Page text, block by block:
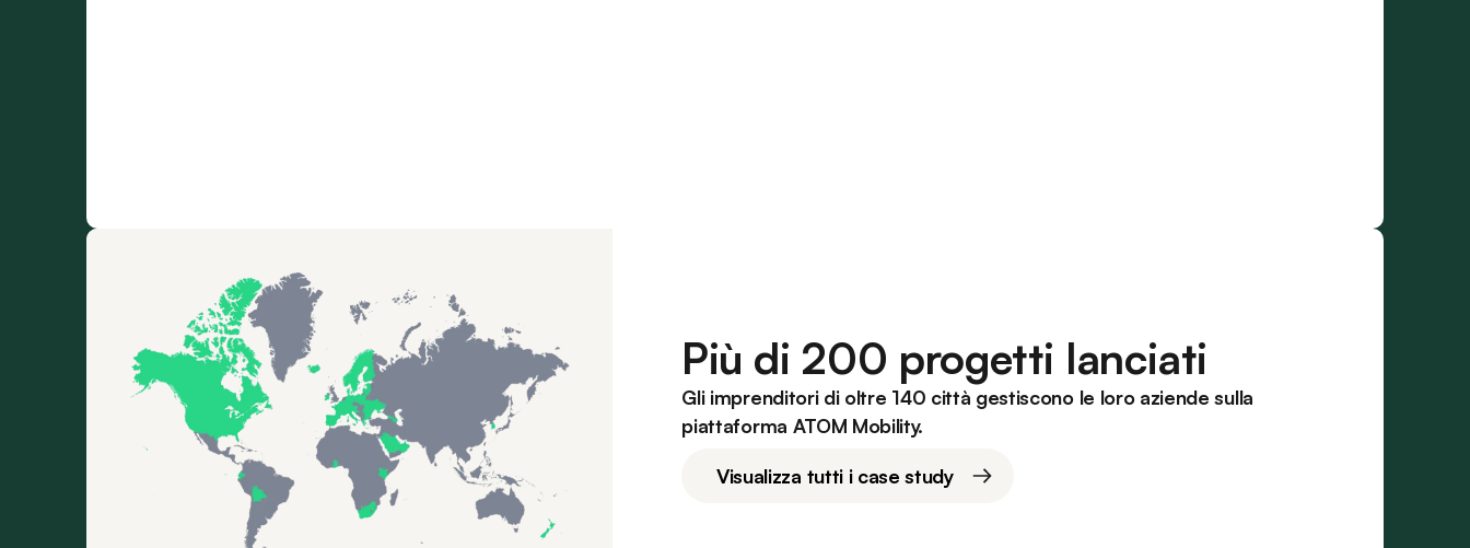
Più di 200 progetti lanciati
Gli imprenditori di oltre 140 città gestiscono le loro aziende sulla
piattaforma ATOM Mobility.
Visualizza tutti i case study